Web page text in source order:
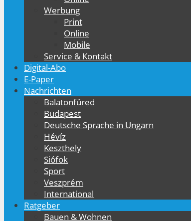
Werbung
Print
Online
Mobile
Service & Kontakt
Digital-Abo
E-Paper
Nachrichten
Balatonfüred
Budapest
Deutsche Sprache in Ungarn
Hévíz
Keszthely
Siófok
Sport
Veszprém
International
Ratgeber
Bauen & Wohnen